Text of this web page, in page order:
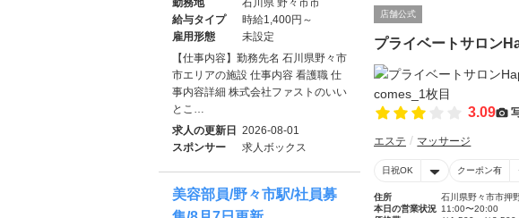
店舗公式
プライベートサロン
3.09
エステ マッサージ
日祝OK クーポン有
住所
石川県野々市市押
本日の営業状況 11:00〜20:00
給与タイプ
時給1,400円～
雇用形態
未設定
【仕事内容】勤務先名 石川県野々市
市エリアの施設 仕事内容 看護職 仕
事内容詳細 株式会社ファストのいい
とこ…
求人の更新日 2026-08-01
スポンサー
求人ボックス
美容部員/野々市駅/社員募